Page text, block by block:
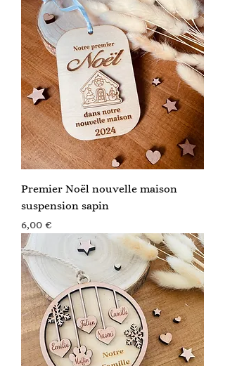
Premier Noël nouvelle maison
suspension sapin
Prix
6,00 €